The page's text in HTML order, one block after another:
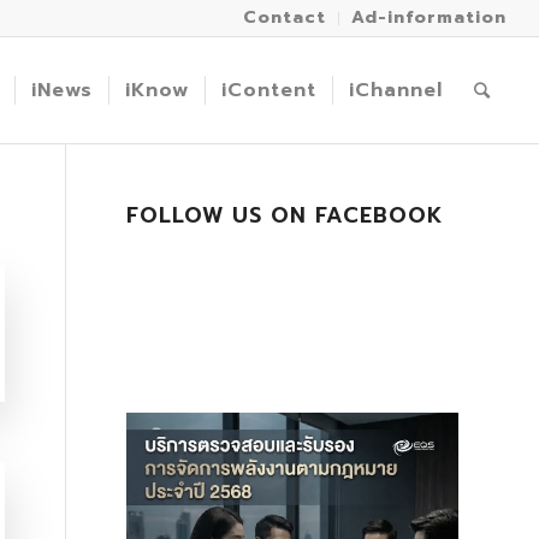
Contact Ad-information
iNews iKnow iContent iChannel
FOLLOW US ON FACEBOOK